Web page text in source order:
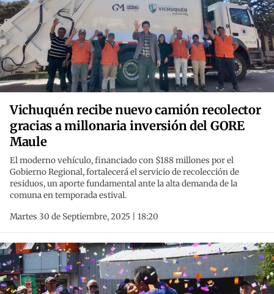
Vichuquén recibe nuevo camión recolector
gracias a millonaria inversión del GORE
Maule
El moderno vehículo, financiado con $188 millones por el
Gobierno Regional, fortalecerá el servicio de recolección de
residuos, un aporte fundamental ante la alta demanda de la
comuna en temporada estival.
Martes 30 de Septiembre, 2025 | 18:20